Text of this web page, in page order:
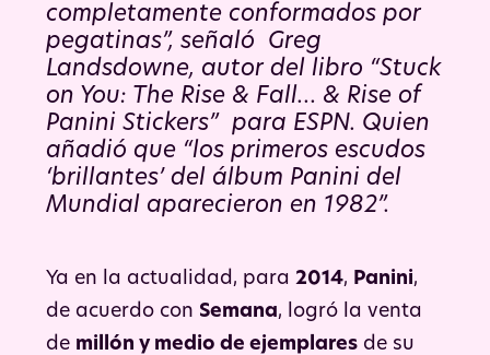
completamente conformados por
pegatinas”, señaló Greg
Landsdowne, autor del libro “Stuck
on You: The Rise & Fall… & Rise of
Panini Stickers” para ESPN. Quien
añadió que “los primeros escudos
‘brillantes’ del álbum Panini del
Mundial aparecieron en 1982”.
Ya en la actualidad, para 2014, Panini,
de acuerdo con Semana, logró la venta
de millón y medio de ejemplares de su